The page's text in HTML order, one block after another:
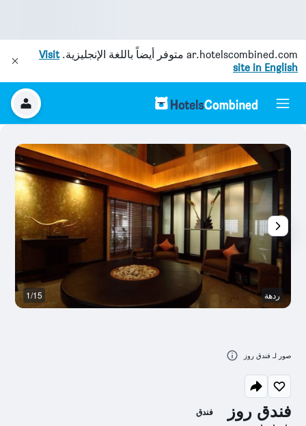
ar.hotelscombined.com متوفر أيضاً باللغة الإنجليزية.Visit
site in English
فندق روز فندق
ردهة 1/15
صور لـ فندق روز